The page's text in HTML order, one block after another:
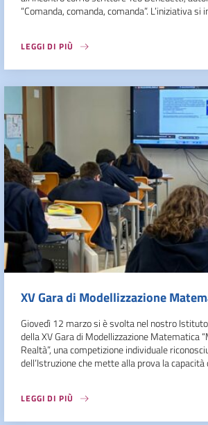
“Comanda, comanda, comanda”. L’iniziativa
LEGGI DI PIÙ
XV Gara di Modellizzazione
Giovedì 12 marzo si è svolta nel nostro
della XV Gara di Modellizzazione Matematica
Realtà”, una competizione individuale
dell’Istruzione che mette alla prova la
LEGGI DI PIÙ